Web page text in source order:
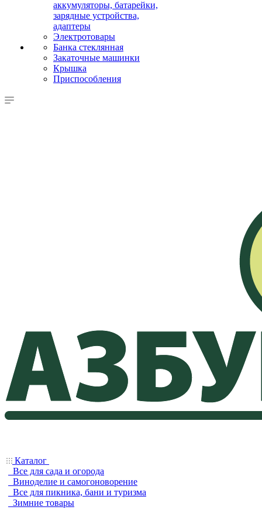
аккумуляторы, батарейки,
зарядные устройства,
адаптеры
Электротовары
Банка стеклянная
Закаточные машинки
Крышка
Приспособления
Каталог
Все для сада и огорода
Виноделие и самогоноворение
Все для пикника, бани и туризма
Зимние товары